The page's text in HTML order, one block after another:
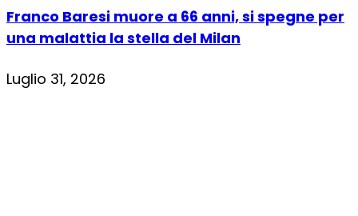
Franco Baresi muore a 66 anni, si spegne per
una malattia la stella del Milan
Luglio 31, 2026